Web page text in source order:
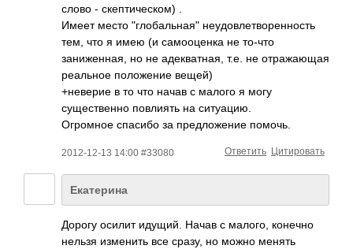
слово - скептическом) .
Имеет место "глобальная" неудовлетворенно­сть
тем, что я имею (и самооценка не то-что
заниженная, но не адекватная, т.е. не отражающая
реальное положение вещей)
+неверие в то что начав с малого я могу
существенно повлиять на ситуацию.
Огромное спасибо за предложение помочь.
2012-12-13 14:00 #33080 Цитировать
Ответить
Екатерина
Дорогу осилит идущий. Начав с малого, конечно
нельзя изменить все сразу, но можно менять